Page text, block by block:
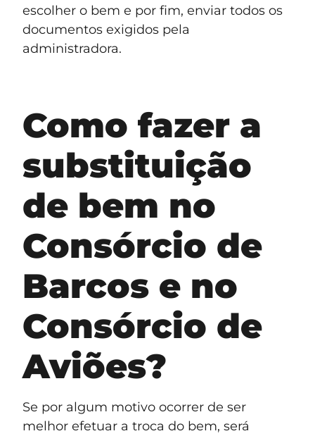
escolher o bem e por fim, enviar todos os
documentos exigidos pela
administradora.
Como fazer a
substituição
de bem no
Consórcio de
Barcos e no
Consórcio de
Aviões?
Se por algum motivo ocorrer de ser
melhor efetuar a troca do bem, será